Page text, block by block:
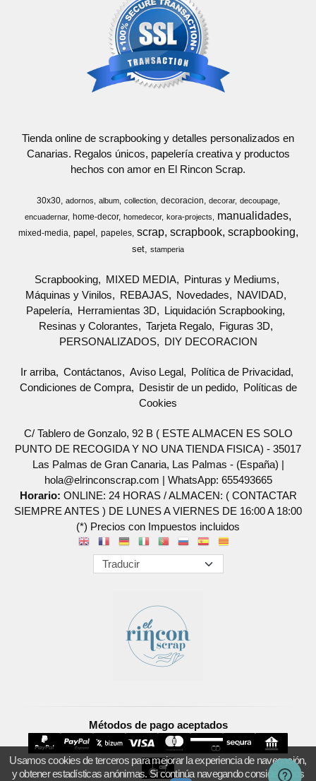
Tienda online de scrapbooking y detalles personalizados en
Canarias. Regalos únicos, papelería creativa y productos
hechos con amor en El Rincon Scrap.
30x30 adornos album collection decoracion decorar
decoupage
encuadernar
home-decor homedecor kora-projects manualidades
mixed-media papel papeles scrap scrapbook scrapbooking
set stamperia
Scrapbooking MIXED MEDIA
Pinturas y Mediums
Máquinas y Vinilos
REBAJAS Novedades
NAVIDAD
Papelería
Herramientas 3D
Liquidación Scrapbooking
Resinas y Colorantes
Tarjeta Regalo
Figuras 3D
PERSONALIZADOS
DIY DECORACION
Ir arriba Contáctanos Aviso Legal
Política de Privacidad
Condiciones de Compra
Desistir de un pedido
Políticas de
Cookies
C/ Tablero de Gonzalo, 92 B ( ESTE ALMACEN ES SOLO
PUNTO DE RECOGIDA Y NO UNA TIENDA FISICA) - 35017
Las Palmas de Gran Canaria, Las Palmas - (España) |
hola@elrinconscrap.com | WhatsApp: 655493665
Horario: ONLINE: 24 HORAS / ALMACEN: ( CONTACTAR
SIEMPRE ANTES ) DE LUNES A VIERNES DE 16:00 A 18:00
(*) Precios con Impuestos incluidos
Métodos de pago aceptados
Usamos cookies de terceros para mejorar la experiencia de navegación,
y obtener estadísticas anónimas. Si continúa navegando consideramos